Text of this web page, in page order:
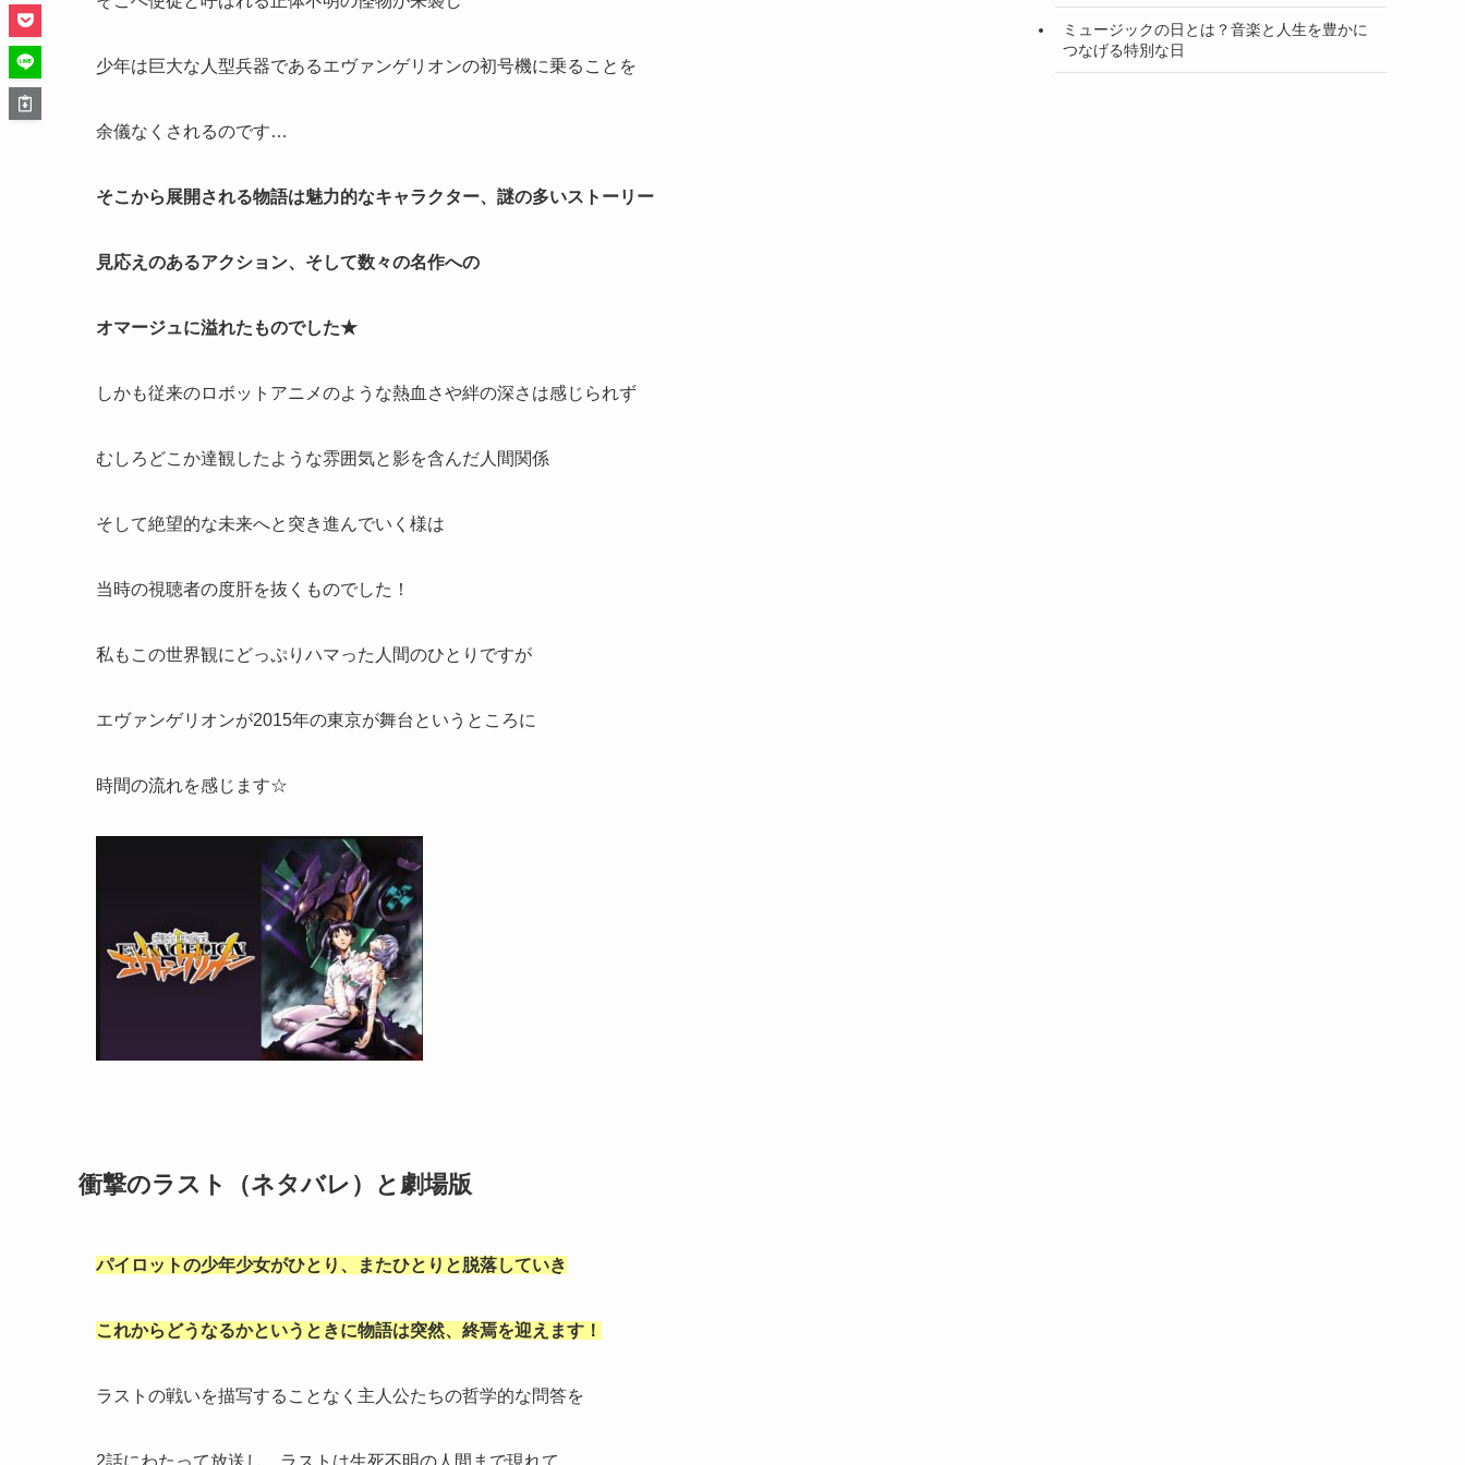
少年は巨大な人型兵器であるエヴァンゲリオンの初号機に乗ることを
余儀なくされるのです…
そこから展開される物語は魅力的なキャラクター、謎の多いストーリー
見応えのあるアクション、そして数々の名作への
オマージュに溢れたものでした★
しかも従来のロボットアニメのような熱血さや絆の深さは感じられず
むしろどこか達観したような雰囲気と影を含んだ人間関係
そして絶望的な未来へと突き進んでいく様は
当時の視聴者の度肝を抜くものでした！
私もこの世界観にどっぷりハマった人間のひとりですが
エヴァンゲリオンが2015年の東京が舞台というところに
時間の流れを感じます☆
衝撃のラスト（ネタバレ）と劇場版
パイロットの少年少女がひとり、またひとりと脱落していき
これからどうなるかというときに物語は突然、終焉を迎えます！
ラストの戦いを描写することなく主人公たちの哲学的な問答を
2話にわたって放送し、ラストは生死不明の人間まで現れて
ミュージックの日とは？音楽と人生を豊かに
つなげる特別な日